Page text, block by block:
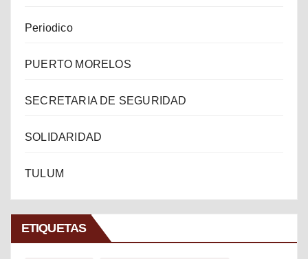
Periodico
PUERTO MORELOS
SECRETARIA DE SEGURIDAD
SOLIDARIDAD
TULUM
ETIQUETAS